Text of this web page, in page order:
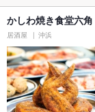
かしわ焼き食堂六角
居酒屋 沖浜